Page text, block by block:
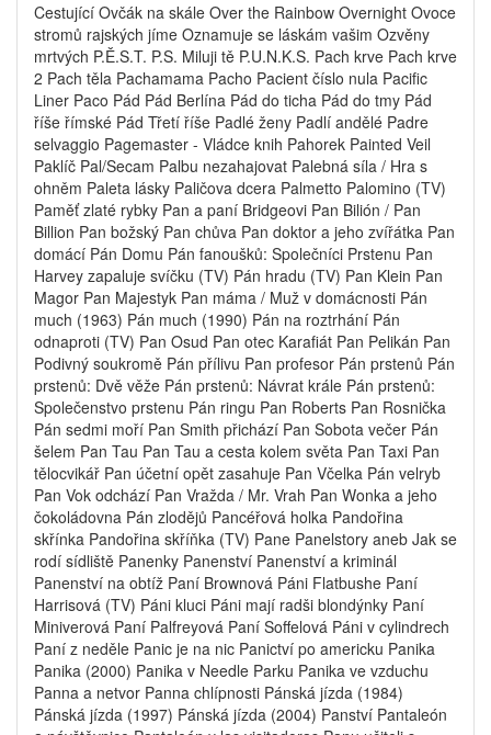
Cestující Ovčák na skále Over the Rainbow Overnight Ovoce
stromů rajských jíme Oznamuje se láskám vašim Ozvěny
mrtvých P.Ě.S.T. P.S. Miluji tě P.U.N.K.S. Pach krve Pach krve
2 Pach těla Pachamama Pacho Pacient číslo nula Pacific
Liner Paco Pád Pád Berlína Pád do ticha Pád do tmy Pád
říše římské Pád Třetí říše Padlé ženy Padlí andělé Padre
selvaggio Pagemaster - Vládce knih Pahorek Painted Veil
Paklíč Pal/Secam Palbu nezahajovat Palebná síla / Hra s
ohněm Paleta lásky Paličova dcera Palmetto Palomino (TV)
Paměť zlaté rybky Pan a paní Bridgeovi Pan Bilión / Pan
Billion Pan božský Pan chůva Pan doktor a jeho zvířátka Pan
domácí Pán Domu Pán fanoušků: Společníci Prstenu Pan
Harvey zapaluje svíčku (TV) Pán hradu (TV) Pan Klein Pan
Magor Pan Majestyk Pan máma / Muž v domácnosti Pán
much (1963) Pán much (1990) Pán na roztrhání Pán
odnaproti (TV) Pan Osud Pan otec Karafiát Pan Pelikán Pan
Podivný soukromě Pán přílivu Pan profesor Pán prstenů Pán
prstenů: Dvě věže Pán prstenů: Návrat krále Pán prstenů:
Společenstvo prstenu Pán ringu Pan Roberts Pan Rosnička
Pán sedmi moří Pan Smith přichází Pan Sobota večer Pán
šelem Pan Tau Pan Tau a cesta kolem světa Pan Taxi Pan
tělocvikář Pan účetní opět zasahuje Pan Včelka Pán velryb
Pan Vok odchází Pan Vražda / Mr. Vrah Pan Wonka a jeho
čokoládovna Pán zlodějů Pancéřová holka Pandořina
skřínka Pandořina skříňka (TV) Pane Panelstory aneb Jak se
rodí sídliště Panenky Panenství Panenství a kriminál
Panenství na obtíž Paní Brownová Páni Flatbushe Paní
Harrisová (TV) Páni kluci Páni mají radši blondýnky Paní
Miniverová Paní Palfreyová Paní Soffelová Páni v cylindrech
Paní z neděle Panic je na nic Panictví po americku Panika
Panika (2000) Panika v Needle Parku Panika ve vzduchu
Panna a netvor Panna chlípnosti Pánská jízda (1984)
Pánská jízda (1997) Pánská jízda (2004) Panství Pantaleón